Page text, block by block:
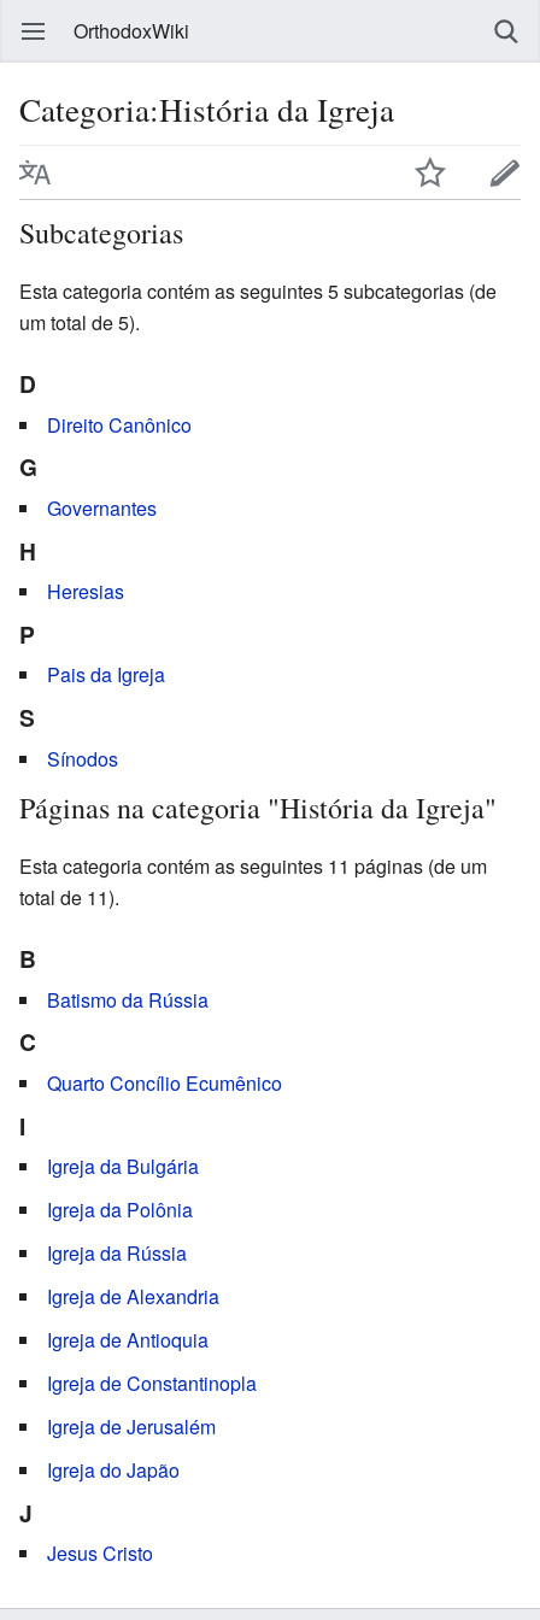
OrthodoxWiki
Categoria:História da Igreja
Subcategorias
Esta categoria contém as seguintes 5 subcategorias (de
um total de 5).
D
Direito Canônico
G
Governantes
H
Heresias
P
Pais da Igreja
S
Sínodos
Páginas na categoria "História da Igreja"
Esta categoria contém as seguintes 11 páginas (de um
total de 11).
B
Batismo da Rússia
C
Quarto Concílio Ecumênico
I
Igreja da Bulgária
Igreja da Polônia
Igreja da Rússia
Igreja de Alexandria
Igreja de Antioquia
Igreja de Constantinopla
Igreja de Jerusalém
Igreja do Japão
J
Jesus Cristo